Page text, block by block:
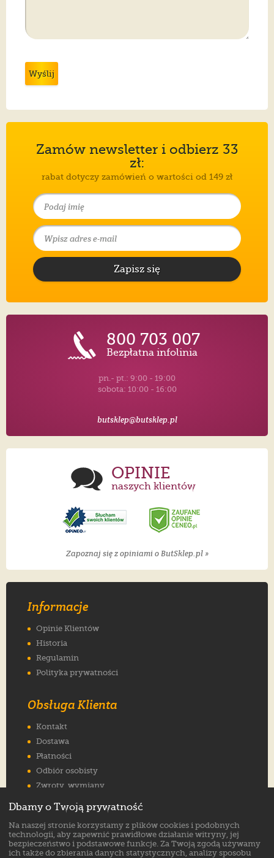
Wyślij
Zamów newsletter i odbierz 33
zł:
rabat dotyczy zamówień o wartości od 149 zł
Zapisz się
800 703 007
Bezpłatna infolinia
pn.- pt.: 9:00 - 19:00
sobota: 10:00 - 16:00
butsklep@butsklep.pl
OPINIE
naszych klientów
Zapoznaj się z opiniami o ButSklep.pl »
Informacje
Opinie Klientów
Historia
Regulamin
Polityka prywatności
Obsługa Klienta
Kontakt
Dostawa
Płatności
Odbiór osobisty
Zwroty, wymiany
Jak wybrać rozmiar
FAQ
Dbamy o Twoją prywatność
Na naszej stronie korzystamy z plików cookies i podobnych
technologii, aby zapewnić prawidłowe działanie witryny, jej
bezpieczeństwo i podstawowe funkcje. Za Twoją zgodą używamy
ich także do zbierania danych statystycznych, analizy sposobu